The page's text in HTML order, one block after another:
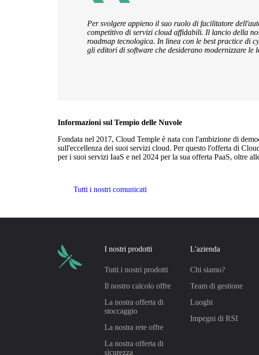
Per svolgere appieno il suo ruolo di facilitatore
competitivo di servizi cloud affidabili. Il lancio della
roadmap tecnologica. In linea con le best practice di
gli editori di software che desiderano modernizzare
Informazioni sul Tempio delle Nuvole
Fondata nel 2017, Cloud Temple è nata con l'ambizione di
sull'eccellenza dei suoi servizi cloud. Per questo l'offerta di
per i suoi servizi IaaS e nel 2024 per la sua offerta PaaS, oltre
Tutti i nostri comunicati
I nostri prodotti
Tutti i nostri prodotti
Il nostro calcolo offre
La nostra offerta di
stoccaggio
La nostra rete offre
La nostra offerta di
sicurezza
L'azienda
Chi siamo?
Team di gestione
Luoghi
Impegni di RSI